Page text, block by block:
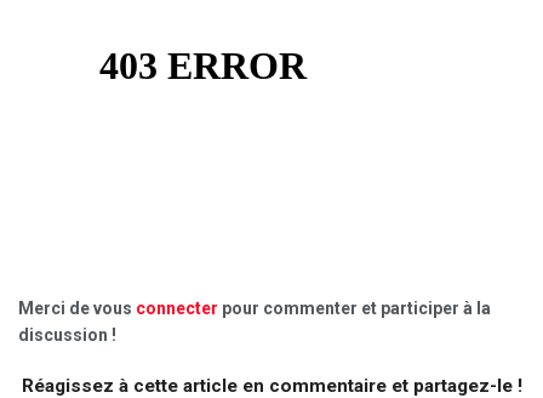
Merci de vous connecter pour commenter et participer à la
discussion !
Réagissez à cette article en commentaire et partagez-le !